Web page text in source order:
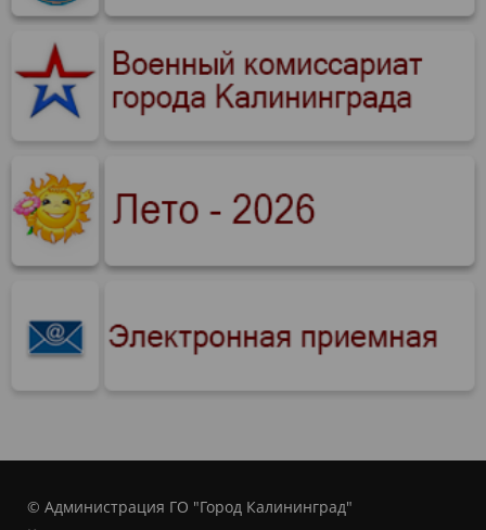
© Администрация ГО "Город Калининград"